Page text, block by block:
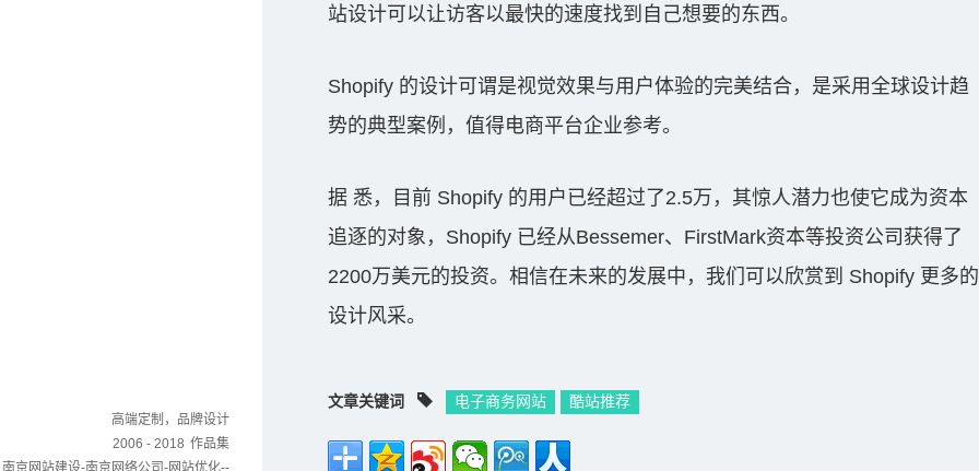
高端定制，品牌设计
2006 - 2018 作品集
南京网站建设-南京网络公司-网站优化--
站设计可以让访客以最快的速度找到自己想要的东西。
Shopify 的设计可谓是视觉效果与用户体验的完美结合，是采用全球设计趋
势的典型案例，值得电商平台企业参考。
据 悉，目前 Shopify 的用户已经超过了2.5万，其惊人潜力也使它成为资本
追逐的对象，Shopify 已经从Bessemer、FirstMark资本等投资公司获得了
2200万美元的投资。相信在未来的发展中，我们可以欣赏到 Shopify 更多的
设计风采。
文章关键词 电子商务网站 酷站推荐